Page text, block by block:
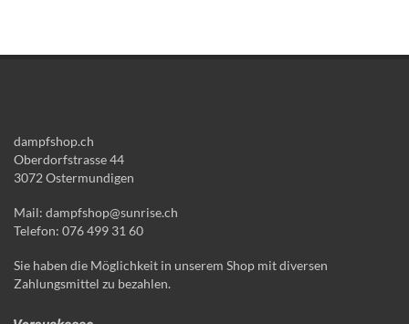
dampfshop.ch
Oberdorfstrasse 44
3072 Ostermundigen
Mail: dampfshop@sunrise.ch
Telefon: 076 499 31 60
Sie haben die Möglichkeit in unserem Shop mit diversen
Zahlungsmittel zu bezahlen.